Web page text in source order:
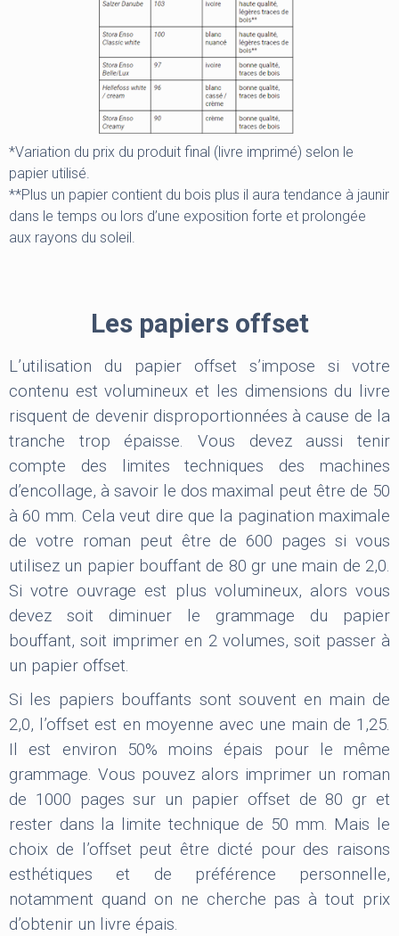
*Variation du prix du produit final (livre imprimé) selon le
papier utilisé.
**Plus un papier contient du bois plus il aura tendance à jaunir
dans le temps ou lors d’une exposition forte et prolongée
aux rayons du soleil.
Les papiers offset
L’utilisation du papier offset s’impose si votre
contenu est volumineux et les dimensions du livre
risquent de devenir disproportionnées à cause de la
tranche trop épaisse. Vous devez aussi tenir
compte des limites techniques des machines
d’encollage, à savoir le dos maximal peut être de 50
à 60 mm. Cela veut dire que la pagination maximale
de votre roman peut être de 600 pages si vous
utilisez un papier bouffant de 80 gr une main de 2,0.
Si votre ouvrage est plus volumineux, alors vous
devez soit diminuer le grammage du papier
bouffant, soit imprimer en 2 volumes, soit passer à
un papier offset.
Si les papiers bouffants sont souvent en main de
2,0, l’offset est en moyenne avec une main de 1,25.
Il est environ 50% moins épais pour le même
grammage. Vous pouvez alors imprimer un roman
de 1000 pages sur un papier offset de 80 gr et
rester dans la limite technique de 50 mm. Mais le
choix de l’offset peut être dicté pour des raisons
esthétiques et de préférence personnelle,
notamment quand on ne cherche pas à tout prix
d’obtenir un livre épais.